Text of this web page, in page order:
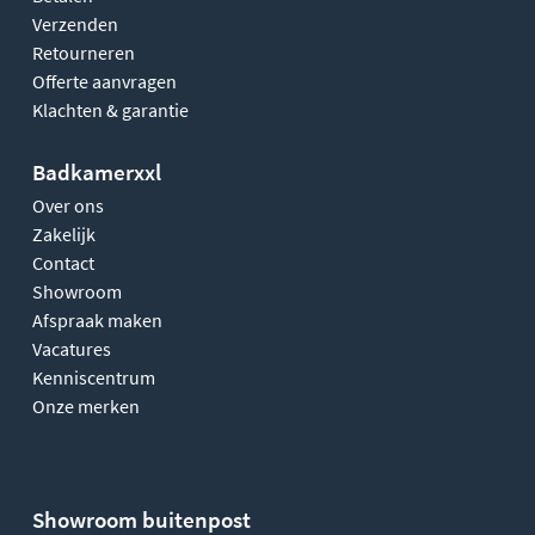
Verzenden
Retourneren
Offerte aanvragen
Klachten & garantie
Badkamerxxl
Over ons
Zakelijk
Contact
Showroom
Afspraak maken
Vacatures
Kenniscentrum
Onze merken
Showroom buitenpost